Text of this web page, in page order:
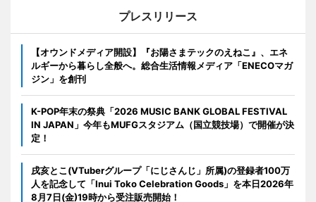
プレスリリース
【オウンドメディア開設】『お陽さまテックのえねこ』、エネ
ルギーから暮らし全般へ。総合生活情報メディア「ENECOマガ
ジン」を創刊
K-POP年末の祭典「2026 MUSIC BANK GLOBAL FESTIVAL
IN JAPAN」今年もMUFGスタジアム（国立競技場）で開催が決
定！
戌亥とこ(VTuberグループ「にじさんじ」所属)の登録者100万
人を記念して「Inui Toko Celebration Goods」を本日2026年
8月7日(金)19時から受注販売開始！